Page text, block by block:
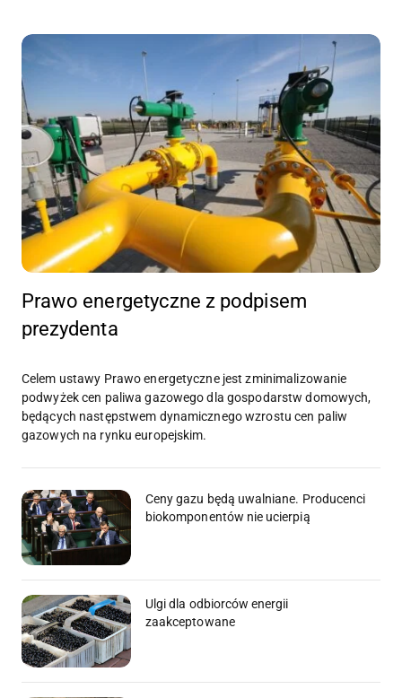
Prawo energetyczne z podpisem
prezydenta
Celem ustawy Prawo energetyczne jest zminimalizowanie
podwyżek cen paliwa gazowego dla gospodarstw domowych,
będących następstwem dynamicznego wzrostu cen paliw
gazowych na rynku europejskim.
Ceny gazu będą uwalniane. Producenci
biokomponentów nie ucierpią
Ulgi dla odbiorców energii
zaakceptowane